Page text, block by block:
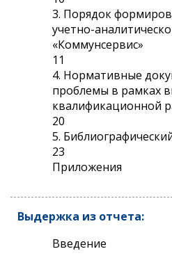
3. Порядок
учетно-
«Коммунсервис»
11
4. Нормативные
проблемы в рамках
квалификационной
20
5.
23
Приложения
Выдержка из отчета:
Введение